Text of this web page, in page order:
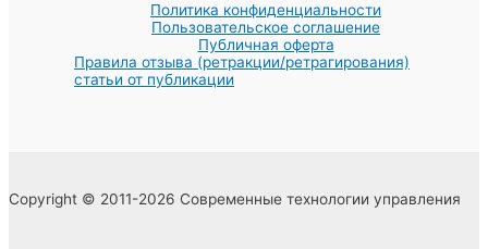
Политика конфиденциальности
Пользовательское соглашение
Публичная оферта
Правила отзыва (ретракции/ретрагирования)
статьи от публикации
Copyright © 2011-2026 Современные технологии управления